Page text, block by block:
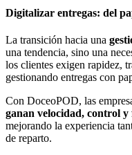
Digitalizar entregas: del
La transición hacia una
una tendencia, sino una
los clientes exigen rapidez,
gestionando entregas con
Con DoceoPOD, las
ganan velocidad, control
mejorando la experiencia
de reparto.